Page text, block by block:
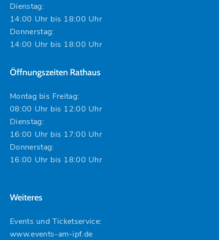
Dienstag:
14:00 Uhr bis 18:00 Uhr
Donnerstag:
14:00 Uhr bis 18:00 Uhr
Öffnungszeiten Rathaus
Montag bis Freitag:
08:00 Uhr bis 12:00 Uhr
Dienstag:
16:00 Uhr bis 17:00 Uhr
Donnerstag:
16:00 Uhr bis 18:00 Uhr
Weiteres
Events und Ticketservice:
www.events-am-ipf.de